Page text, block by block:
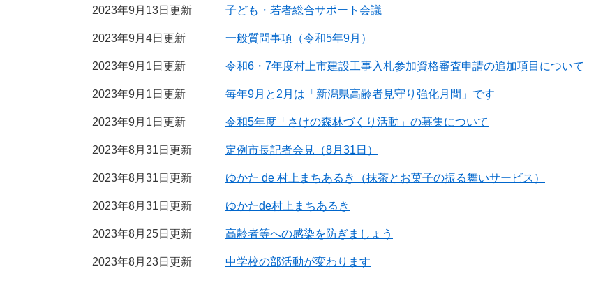
2023年9月13日更新 子ども・若者総合サポート会議
2023年9月4日更新 一般質問事項（令和5年9月）
2023年9月1日更新 令和6・7年度村上市建設工事入札参加資格審査申請の追加項目について
2023年9月1日更新 毎年9月と2月は「新潟県高齢者見守り強化月間」です
2023年9月1日更新 令和5年度「さけの森林づくり活動」の募集について
2023年8月31日更新 定例市長記者会見（8月31日）
2023年8月31日更新 ゆかた de 村上まちあるき（抹茶とお菓子の振る舞いサービス）
2023年8月31日更新 ゆかたde村上まちあるき
2023年8月25日更新 高齢者等への感染を防ぎましょう
2023年8月23日更新 中学校の部活動が変わります